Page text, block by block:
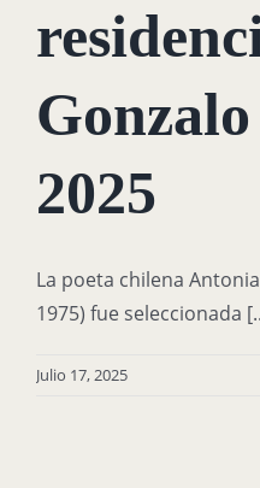
2025
La poeta chilena
1975) fue seleccionada
Julio 17, 2025